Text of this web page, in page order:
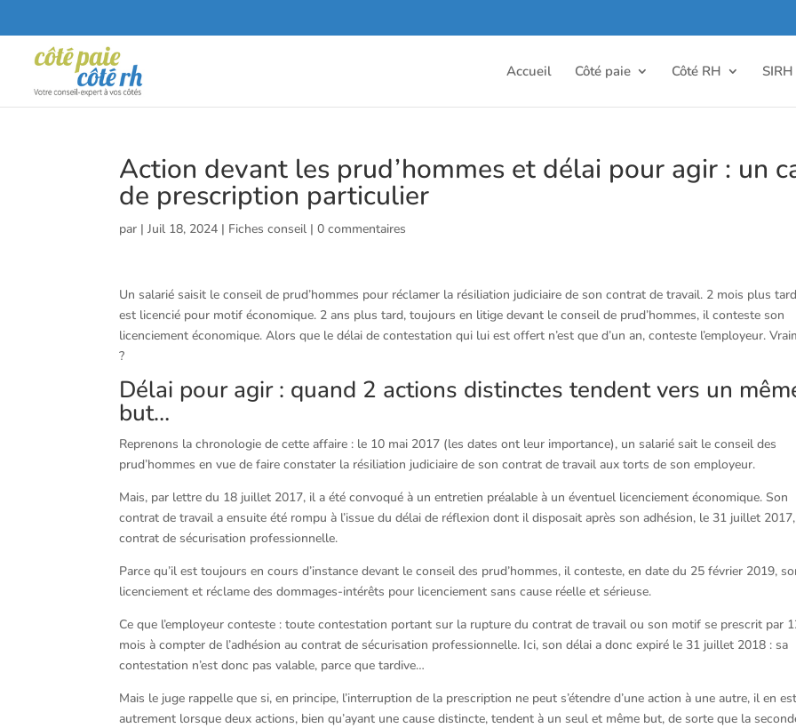
Accueil Côté paie Côté RH SIRH
Action devant les prud’hommes et délai pour agir : un
de prescription particulier
par |Juil 18, 2024 | Fiches conseil |0 commentaires
Un salarié saisit le conseil de prud’hommes pour réclamer la résiliation judiciaire de son contrat de travail. 2 mois plus
est licencié pour motif économique. 2 ans plus tard, toujours en litige devant le conseil de prud’hommes, il conteste son
licenciement économique. Alors que le délai de contestation qui lui est offert n’est que d’un an, conteste l’employeur.
?
Délai pour agir : quand 2 actions distinctes tendent vers un
but…
Reprenons la chronologie de cette affaire : le 10 mai 2017 (les dates ont leur importance), un salarié sait le conseil des
prud’hommes en vue de faire constater la résiliation judiciaire de son contrat de travail aux torts de son employeur.
Mais, par lettre du 18 juillet 2017, il a été convoqué à un entretien préalable à un éventuel licenciement économique. Son
contrat de travail a ensuite été rompu à l’issue du délai de réflexion dont il disposait après son adhésion, le 31 juillet
contrat de sécurisation professionnelle.
Parce qu’il est toujours en cours d’instance devant le conseil des prud’hommes, il conteste, en date du 25 février 2019,
licenciement et réclame des dommages-intérêts pour licenciement sans cause réelle et sérieuse.
Ce que l’employeur conteste : toute contestation portant sur la rupture du contrat de travail ou son motif se prescrit par
mois à compter de l’adhésion au contrat de sécurisation professionnelle. Ici, son délai a donc expiré le 31 juillet 2018 : sa
contestation n’est donc pas valable, parce que tardive…
Mais le juge rappelle que si, en principe, l’interruption de la prescription ne peut s’étendre d’une action à une autre, il en
autrement lorsque deux actions, bien qu’ayant une cause distincte, tendent à un seul et même but, de sorte que la